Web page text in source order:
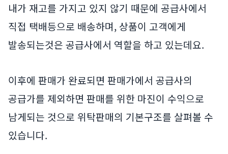
내가 재고를 가지고 있지 않기 때문에 공급사에서
직접 택배등으로 배송하며, 상품이 고객에게
발송되는것은 공급사에서 역할을 하고 있는데요.
이후에 판매가 완료되면 판매가에서 공급사의
공급가를 제외하면 판매를 위한 마진이 수익으로
남게되는 것으로 위탁판매의 기본구조를 살펴볼 수
있습니다.